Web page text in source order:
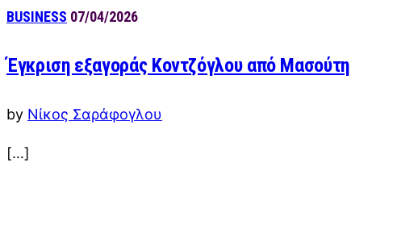
BUSINESS 07/04/2026
Έγκριση εξαγοράς Κοντζόγλου από Μασούτη
by Νίκος Σαράφογλου
[…]